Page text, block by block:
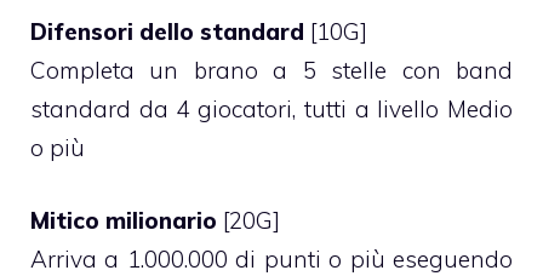
Difensori dello standard [10G]
Completa un brano a 5 stelle con band
standard da 4 giocatori, tutti a livello Medio
o più
Mitico milionario [20G]
Arriva a 1.000.000 di punti o più eseguendo